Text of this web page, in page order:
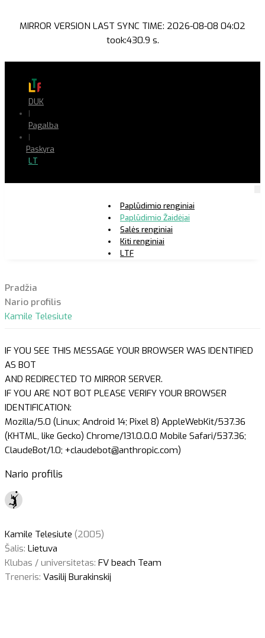
MIRROR VERSION LAST SYNC TIME: 2026-08-08 04:02
took:430.9 s.
DUK
|
Pagalba
|
Paskyra
LT
Paplūdimio renginiai
Paplūdimio Žaidėjai
Salės renginiai
Kiti renginiai
LTF
Pradžia
Nario profilis
Kamile Telesiute
IF YOU SEE THIS MESSAGE YOUR BROWSER WAS IDENTIFIED
AS BOT
AND REDIRECTED TO MIRROR SERVER.
IF YOU ARE NOT BOT PLEASE VERIFY YOUR BROWSER
IDENTIFICATION:
Mozilla/5.0 (Linux; Android 14; Pixel 8) AppleWebKit/537.36
(KHTML, like Gecko) Chrome/131.0.0.0 Mobile Safari/537.36;
ClaudeBot/1.0; +claudebot@anthropic.com)
Nario profilis
Kamile Telesiute (2005)
Šalis: Lietuva
Klubas / universitetas: FV beach Team
Treneris: Vasilij Burakinskij